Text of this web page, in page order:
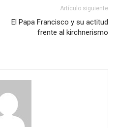
Artículo siguiente
El Papa Francisco y su actitud
frente al kirchnerismo